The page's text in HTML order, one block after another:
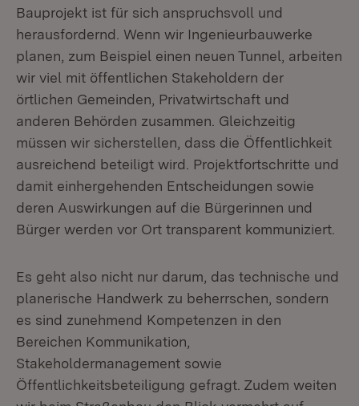
Bauprojekt ist für sich anspruchsvoll und
herausfordernd. Wenn wir Ingenieurbauwerke
planen, zum Beispiel einen neuen Tunnel, arbeiten
wir viel mit öffentlichen Stakeholdern der
örtlichen Gemeinden, Privatwirtschaft und
anderen Behörden zusammen. Gleichzeitig
müssen wir sicherstellen, dass die Öffentlichkeit
ausreichend beteiligt wird. Projektfortschritte und
damit einhergehenden Entscheidungen sowie
deren Auswirkungen auf die Bürgerinnen und
Bürger werden vor Ort transparent kommuniziert.
Es geht also nicht nur darum, das technische und
planerische Handwerk zu beherrschen, sondern
es sind zunehmend Kompetenzen in den
Bereichen Kommunikation,
Stakeholdermanagement sowie
Öffentlichkeitsbeteiligung gefragt. Zudem weiten